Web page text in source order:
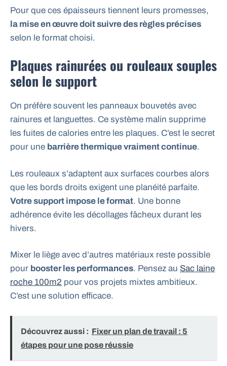
Pour que ces épaisseurs tiennent leurs promesses,
la mise en œuvre doit suivre des règles précises
selon le format choisi.
Plaques rainurées ou rouleaux souples
selon le support
On préfère souvent les panneaux bouvetés avec
rainures et languettes. Ce système malin supprime
les fuites de calories entre les plaques. C’est le secret
pour une barrière thermique vraiment continue.
Les rouleaux s’adaptent aux surfaces courbes alors
que les bords droits exigent une planéité parfaite.
Votre support impose le format. Une bonne
adhérence évite les décollages fâcheux durant les
hivers.
Mixer le liège avec d’autres matériaux reste possible
pour booster les performances. Pensez au Sac laine
roche 100m2 pour vos projets mixtes ambitieux.
C’est une solution efficace.
Découvrez aussi : Fixer un plan de travail : 5
étapes pour une pose réussie